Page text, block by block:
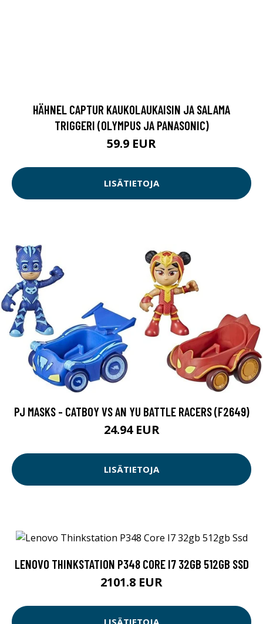
HÄHNEL CAPTUR KAUKOLAUKAISIN JA SALAMA
TRIGGERI (OLYMPUS JA PANASONIC)
59.9 EUR
LISÄTIETOJA
PJ MASKS - CATBOY VS AN YU BATTLE RACERS (F2649)
24.94 EUR
LISÄTIETOJA
LENOVO THINKSTATION P348 CORE I7 32GB 512GB SSD
2101.8 EUR